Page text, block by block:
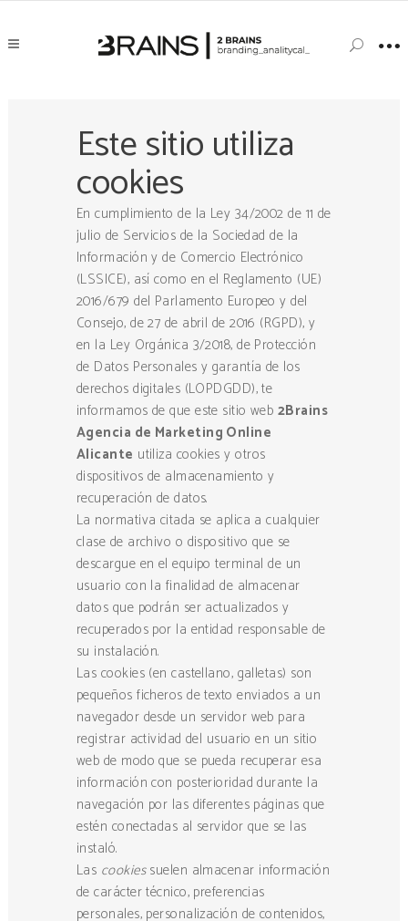
Este sitio utiliza
cookies
En cumplimiento de la Ley 34/2002 de 11 de
julio de Servicios de la Sociedad de la
Información y de Comercio Electrónico
(LSSICE), así como en el Reglamento (UE)
2016/679 del Parlamento Europeo y del
Consejo, de 27 de abril de 2016 (RGPD), y
en la Ley Orgánica 3/2018, de Protección
de Datos Personales y garantía de los
derechos digitales (LOPDGDD), te
informamos de que este sitio web 2Brains
Agencia de Marketing Online
Alicante utiliza cookies y otros
dispositivos de almacenamiento y
recuperación de datos.
La normativa citada se aplica a cualquier
clase de archivo o dispositivo que se
descargue en el equipo terminal de un
usuario con la finalidad de almacenar
datos que podrán ser actualizados y
recuperados por la entidad responsable de
su instalación.
Las cookies (en castellano, galletas) son
pequeños ficheros de texto enviados a un
navegador desde un servidor web para
registrar actividad del usuario en un sitio
web de modo que se pueda recuperar esa
información con posterioridad durante la
navegación por las diferentes páginas que
estén conectadas al servidor que se las
instaló.
Las cookiessuelen almacenar información
de carácter técnico, preferencias
personales, personalización de contenidos,